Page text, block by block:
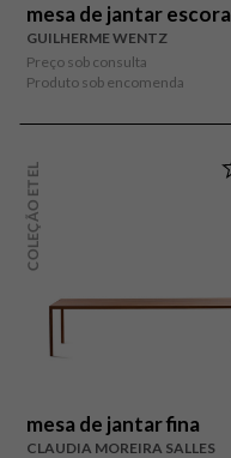
mesa de jantar escora
GUILHERME WENTZ
Preço sob consulta
Produto sob encomenda
COLEÇÃO ETEL
mesa de jantar fina
CLAUDIA MOREIRA SALLES